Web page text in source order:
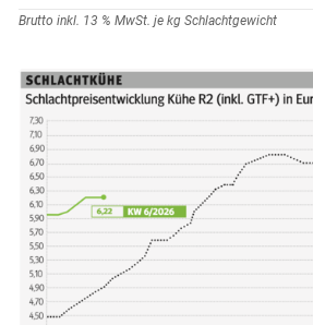
Brutto inkl. 13 % MwSt. je kg Schlachtgewicht